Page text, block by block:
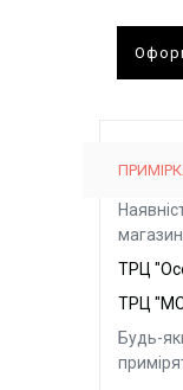
ТРЦ
ТРЦ
Будь-